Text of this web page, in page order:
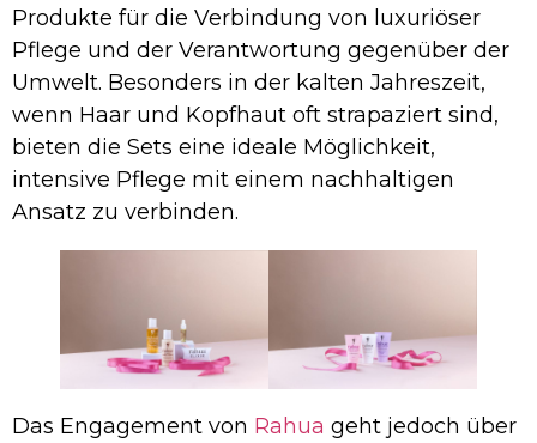
Produkte für die Verbindung von luxuriöser
Pflege und der Verantwortung gegenüber der
Umwelt. Besonders in der kalten Jahreszeit,
wenn Haar und Kopfhaut oft strapaziert sind,
bieten die Sets eine ideale Möglichkeit,
intensive Pflege mit einem nachhaltigen
Ansatz zu verbinden.
Das Engagement von Rahua geht jedoch über